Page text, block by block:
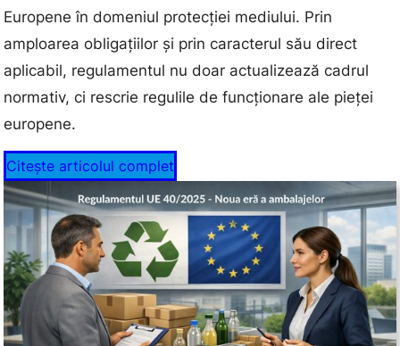
Europene în domeniul protecției mediului. Prin
amploarea obligațiilor și prin caracterul său direct
aplicabil, regulamentul nu doar actualizează cadrul
normativ, ci rescrie regulile de funcționare ale pieței
europene.
Citește articolul complet